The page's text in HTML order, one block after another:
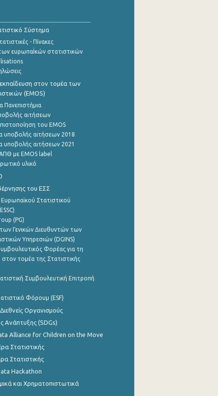
Σύστημα
- Πίνακες
ευρωπαΪκών στατιστικών
στον τομέα των
(EMOS)
Πανεπιστήμια
αιτήσεων
του EMOS
υποβολής αιτήσεων 2018
υποβολής αιτήσεων 2021
με EMOS label
υλικό
του ΕΣΣ
Στατιστικού
(PG)
Γενικών Διευθυντών των
Υπηρεσιών (DGINS)
Φορέας για τη
τομέα της Στατιστικής
Συμβουλευτική Επιτροπή
Φόρουμ (ESF)
Οργανισμούς
Ανάπτυξης (SDGs)
Alliance for Children on the Move
Στατιστικής
Στατιστικής
Hackathon
και Χρηματοπιστωτικά